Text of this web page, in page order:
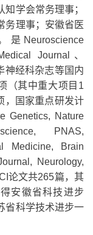
学会常务理事；
务理事；安徽省医
Neuroscience
Journal、
神经科杂志等国内
（其中重大项目1
，国家重点研发计
Nature
PNAS,
Medicine, Brain
Neurology,
论文共265篇，其
安徽省科技进步
省科学技术进步一